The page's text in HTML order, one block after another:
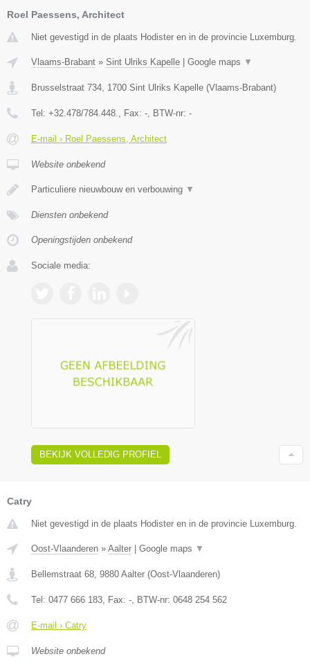
Roel Paessens, Architect
Niet gevestigd in de plaats Hodister en in de provincie Luxemburg.
Vlaams-Brabant » Sint Ulriks Kapelle Google maps ▼
Brusselstraat 734, 1700 Sint Ulriks Kapelle (Vlaams-Brabant)
Tel: +32.478/784.448., Fax: -, BTW-nr: -
E-mail › Roel Paessens, Architect
Website onbekend
Particuliere nieuwbouw en verbouwing ▼
Diensten onbekend
Openingstijden onbekend
Sociale media:
BEKIJK VOLLEDIG PROFIEL
Catry
Niet gevestigd in de plaats Hodister en in de provincie Luxemburg.
Oost-Vlaanderen » Aalter Google maps ▼
Bellemstraat 68 9880 Aalter (Oost-Vlaanderen)
Tel: 0477 666 183 , Fax: - , BTW-nr: 0648 254 562
E-mail › Catry
Website onbekend